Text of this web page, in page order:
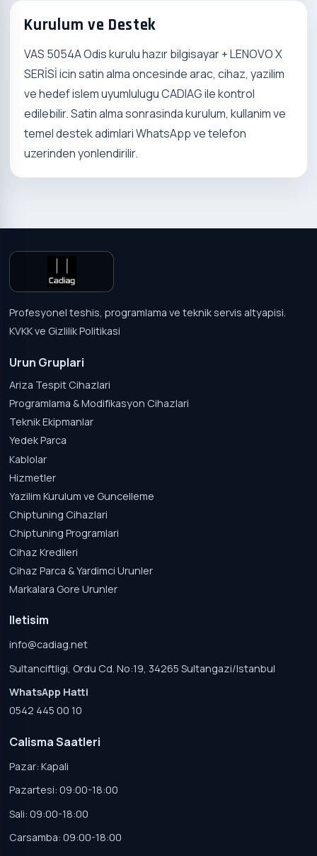
Kurulum ve Destek
VAS 5054A Odis kurulu hazır bilgisayar + LENOVO X
SERİSİ icin satin alma oncesinde arac, cihaz, yazilim
ve hedef islem uyumlulugu CADIAG ile kontrol
edilebilir. Satin alma sonrasinda kurulum, kullanim ve
temel destek adimlari WhatsApp ve telefon
uzerinden yonlendirilir.
Profesyonel teshis, programlama ve teknik servis altyapisi.
KVKK ve Gizlilik Politikasi
Urun Gruplari
Ariza Tespit Cihazlari
Programlama & Modifikasyon Cihazlari
Teknik Ekipmanlar
Yedek Parca
Kablolar
Hizmetler
Yazilim Kurulum ve Guncelleme
Chiptuning Cihazlari
Chiptuning Programlari
Cihaz Kredileri
Cihaz Parca & Yardimci Urunler
Markalara Gore Urunler
Iletisim
info@cadiag.net
Sultanciftligi, Ordu Cd. No:19, 34265 Sultangazi/Istanbul
WhatsApp Hatti
0542 445 00 10
Calisma Saatleri
Pazar: Kapali
Pazartesi: 09:00-18:00
Sali: 09:00-18:00
Carsamba: 09:00-18:00